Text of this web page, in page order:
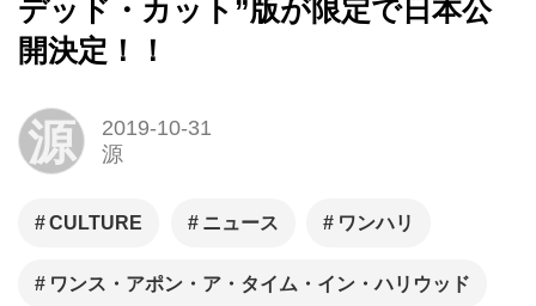
デッド・カット”版が限定で日本公
開決定！！
源
2019-10-31
源
CULTURE ニュース ワンハリ
ワンス・アポン・ア・タイム・イン・ハリウッド